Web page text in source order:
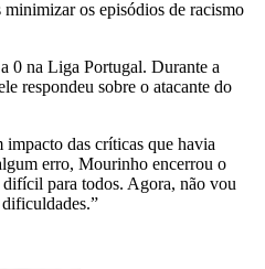
os episódios de racismo
0 na Liga Portugal. Durante a
respondeu sobre o atacante do
impacto das críticas que havia
erro, Mourinho encerrou o
para todos. Agora, não vou